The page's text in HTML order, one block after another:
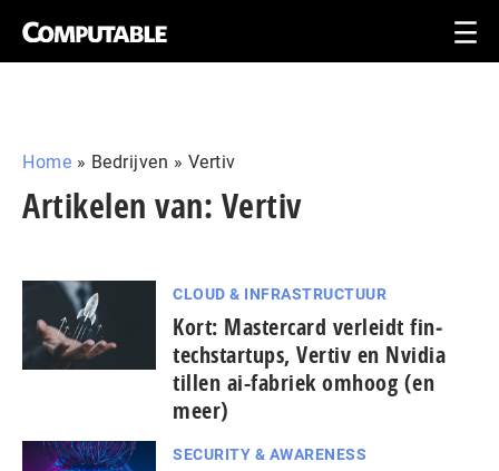
Home » Bedrijven » Vertiv
Artikelen van: Vertiv
CLOUD & INFRASTRUCTUUR
Kort: Mastercard verleidt fin­
tech­star­tups, Vertiv en Nvidia
tillen ai-fabriek omhoog (en
meer)
SECURITY & AWARENESS